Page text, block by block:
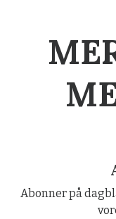
Abonner på